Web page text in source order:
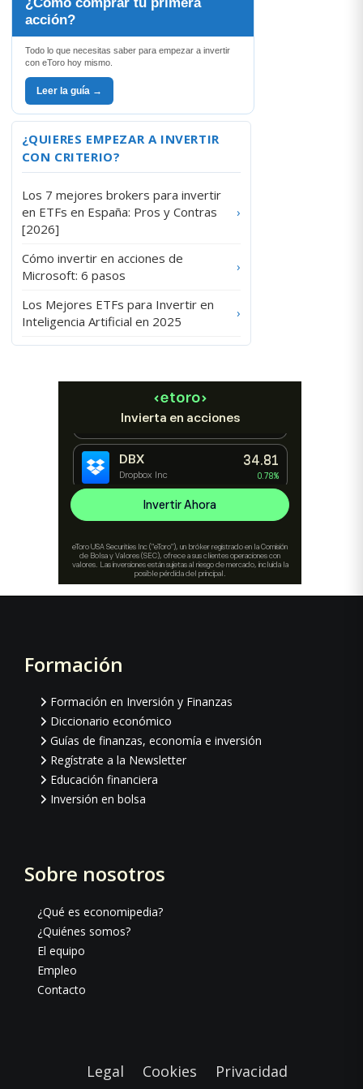
acción?
Todo lo que necesitas saber para empezar a invertir
con eToro hoy mismo.
Leer la guía →
¿QUIERES EMPEZAR A INVERTIR
CON CRITERIO?
Los 7 mejores brokers para invertir
en ETFs en España: Pros y Contras
[2026]
›
Cómo invertir en acciones de
Microsoft: 6 pasos
›
Los Mejores ETFs para Invertir en
Inteligencia Artificial en 2025
›
Footer
Formación
Formación en Inversión y Finanzas
Diccionario económico
Guías de finanzas, economía e inversión
Regístrate a la Newsletter
Educación financiera
Inversión en bolsa
Sobre nosotros
¿Qué es economipedia?
¿Quiénes somos?
El equipo
Empleo
Contacto
Legal Cookies Privacidad